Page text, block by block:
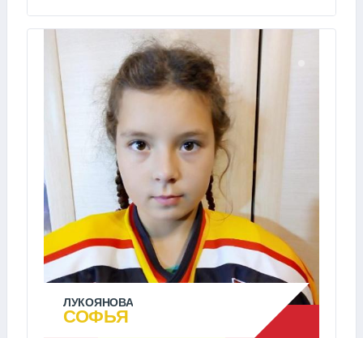
ЛУКОЯНОВА
СОФЬЯ